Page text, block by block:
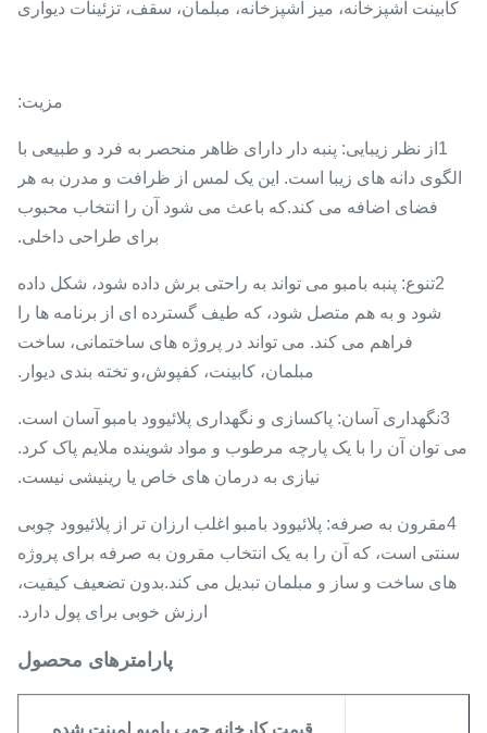
کابینت آشپزخانه، میز آشپزخانه، مبلمان، سقف، تزئینات دیواری
مزیت:
1از نظر زیبایی: پنبه دار دارای ظاهر منحصر به فرد و طبیعی با
الگوی دانه های زیبا است. این یک لمس از ظرافت و مدرن به هر
فضای اضافه می کند.که باعث می شود آن را انتخاب محبوب
برای طراحی داخلی.
2تنوع: پنبه بامبو می تواند به راحتی برش داده شود، شکل داده
شود و به هم متصل شود، که طیف گسترده ای از برنامه ها را
فراهم می کند. می تواند در پروژه های ساختمانی، ساخت
مبلمان، کابینت، کفپوش،و تخته بندی دیوار.
3نگهداری آسان: پاکسازی و نگهداری پلائیوود بامبو آسان است.
می توان آن را با یک پارچه مرطوب و مواد شوینده ملایم پاک کرد.
نیازی به درمان های خاص یا رینیشی نیست.
4مقرون به صرفه: پلائیوود بامبو اغلب ارزان تر از پلائیوود چوبی
سنتی است، که آن را به یک انتخاب مقرون به صرفه برای پروژه
های ساخت و ساز و مبلمان تبدیل می کند.بدون تضعیف کیفیت،
ارزش خوبی برای پول دارد.
پارامترهای محصول
قیمت کارخانه چوب بامبو لمینت شده